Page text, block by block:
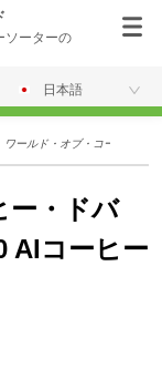
ソーターの
日本語
ワールド・オブ・コーヒー・
ー・ドバ
AIコーヒー